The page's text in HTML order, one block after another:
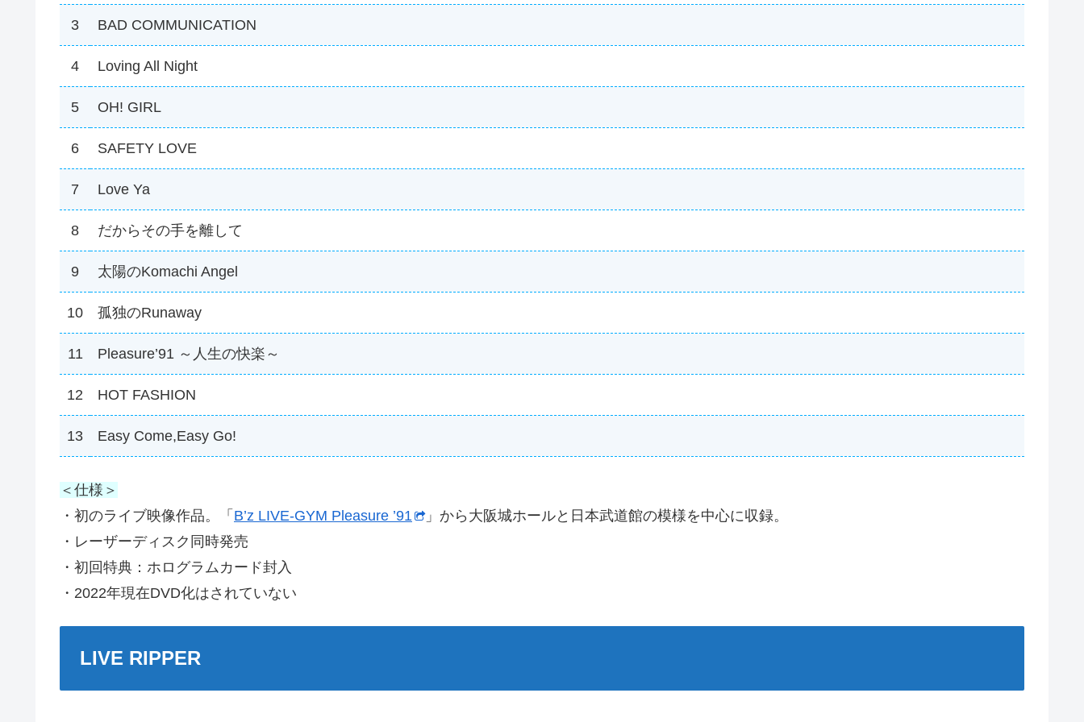
3 BAD COMMUNICATION
4 Loving All Night
5 OH! GIRL
6 SAFETY LOVE
7 Love Ya
8 だからその手を離して
9 太陽のKomachi Angel
10 孤独のRunaway
11 Pleasure’91 ～人生の快楽～
12 HOT FASHION
13 Easy Come,Easy Go!
＜仕様＞
・初のライブ映像作品。「 B’z LIVE-GYM Pleasure ’91
」から大阪城ホールと日本武道館の模様を中心に収録。
・レーザーディスク同時発売
・初回特典：ホログラムカード封入
・2022年現在DVD化はされていない
LIVE RIPPER